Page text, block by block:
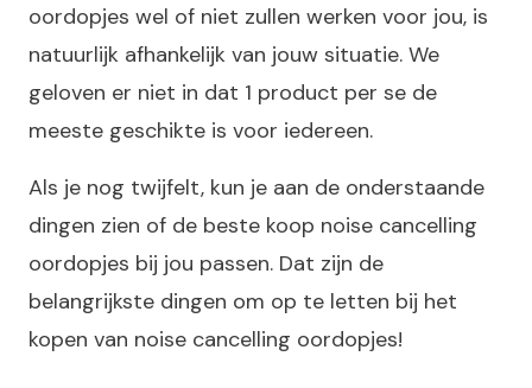
oordopjes wel of niet zullen werken voor jou, is
natuurlijk afhankelijk van jouw situatie. We
geloven er niet in dat 1 product per se de
meeste geschikte is voor iedereen.
Als je nog twijfelt, kun je aan de onderstaande
dingen zien of de beste koop noise cancelling
oordopjes bij jou passen. Dat zijn de
belangrijkste dingen om op te letten bij het
kopen van noise cancelling oordopjes!